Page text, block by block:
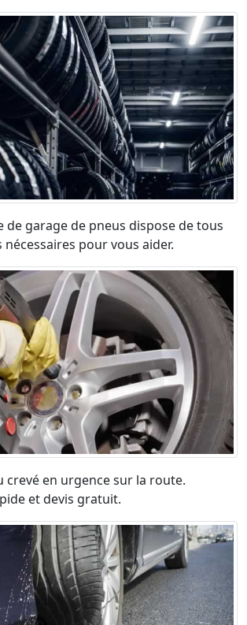
garage de pneus dispose de tous
pour vous aider.
crevé en urgence sur la route.
et devis gratuit.